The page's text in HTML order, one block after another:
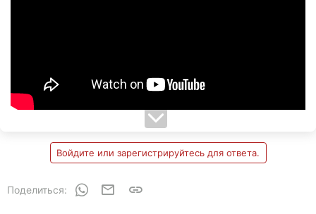
Войдите или зарегистрируйтесь для ответа.
Поделиться: WhatsAppЭлектронная почта